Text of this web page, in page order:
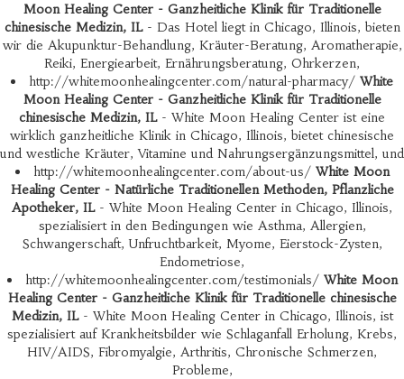
Moon Healing Center - Ganzheitliche Klinik für Traditionelle
chinesische Medizin, IL- Das Hotel liegt in Chicago, Illinois, bieten
wir die Akupunktur-Behandlung, Kräuter-Beratung, Aromatherapie,
Reiki, Energiearbeit, Ernährungsberatung, Ohrkerzen,
http://whitemoonhealingcenter.com/natural-pharmacy/ White
Moon Healing Center - Ganzheitliche Klinik für Traditionelle
chinesische Medizin, IL- White Moon Healing Center ist eine
wirklich ganzheitliche Klinik in Chicago, Illinois, bietet chinesische
und westliche Kräuter, Vitamine und Nahrungsergänzungsmittel, und
http://whitemoonhealingcenter.com/about-us/ White Moon
Healing Center - Natürliche Traditionellen Methoden, Pflanzliche
Apotheker, IL- White Moon Healing Center in Chicago, Illinois,
spezialisiert in den Bedingungen wie Asthma, Allergien,
Schwangerschaft, Unfruchtbarkeit, Myome, Eierstock-Zysten,
Endometriose,
http://whitemoonhealingcenter.com/testimonials/ White Moon
Healing Center - Ganzheitliche Klinik für Traditionelle chinesische
Medizin, IL- White Moon Healing Center in Chicago, Illinois, ist
spezialisiert auf Krankheitsbilder wie Schlaganfall Erholung, Krebs,
HIV/AIDS, Fibromyalgie, Arthritis, Chronische Schmerzen,
Probleme,